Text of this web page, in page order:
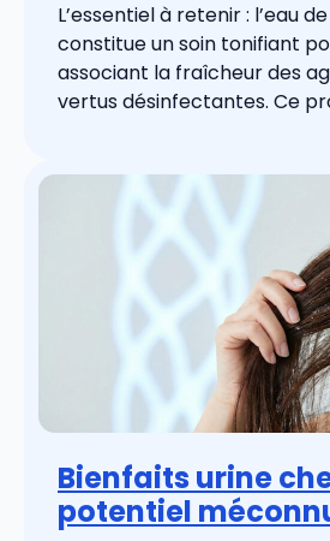
L’essentiel à retenir : l’eau
constitue un soin tonifiant
associant la fraîcheur des
vertus désinfectantes. Ce
Bienfaits urine
potentiel